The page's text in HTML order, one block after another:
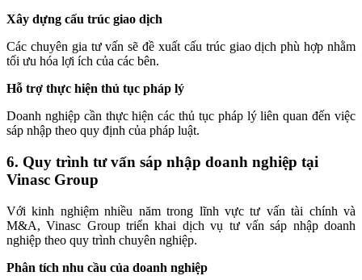
Xây dựng cấu trúc giao dịch
Các chuyên gia tư vấn sẽ đề xuất cấu trúc giao dịch phù hợp nhằm
tối ưu hóa lợi ích của các bên.
Hỗ trợ thực hiện thủ tục pháp lý
Doanh nghiệp cần thực hiện các thủ tục pháp lý liên quan đến việc
sáp nhập theo quy định của pháp luật.
6. Quy trình tư vấn sáp nhập doanh nghiệp tại
Vinasc Group
Với kinh nghiệm nhiều năm trong lĩnh vực tư vấn tài chính và
M&A, Vinasc Group triển khai dịch vụ tư vấn sáp nhập doanh
nghiệp theo quy trình chuyên nghiệp.
Phân tích nhu cầu của doanh nghiệp